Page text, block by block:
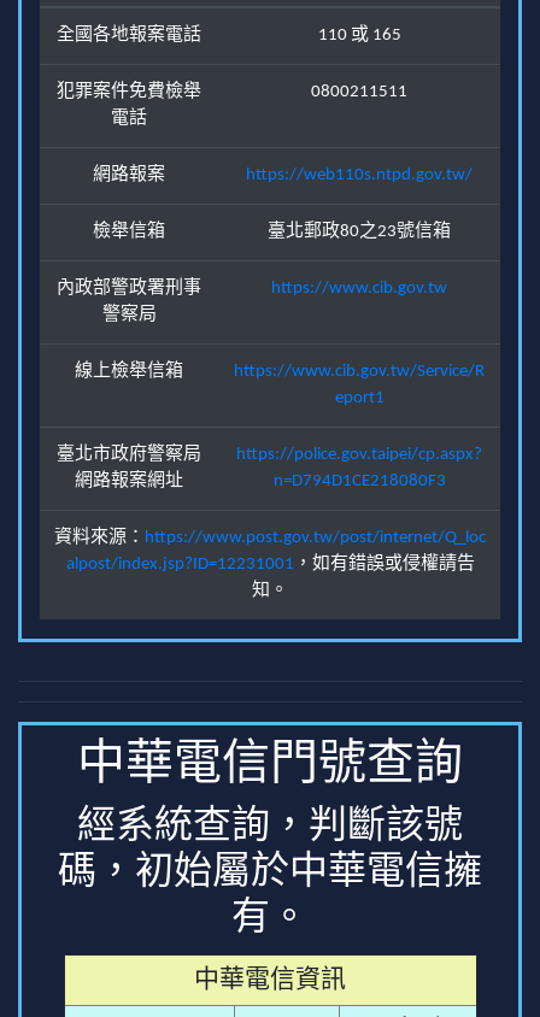
全國各地報案電話 110 或 165
犯罪案件免費檢舉
電話
0800211511
網路報案 https://web110s.ntpd.gov.tw/
檢舉信箱 臺北郵政80之23號信箱
內政部警政署刑事
警察局
https://www.cib.gov.tw
線上檢舉信箱
https://www.cib.gov.tw/Service/R
eport1
臺北市政府警察局
網路報案網址
https://police.gov.taipei/cp.aspx?
n=D794D1CE218080F3
資料來源： https://www.post.gov.tw/post/internet/Q_loc
alpost/index.jsp?ID=12231001 ，如有錯誤或侵權請告
知。
中華電信門號查詢
經系統查詢，判斷該號
碼，初始屬於中華電信擁
有。
中華電信資訊